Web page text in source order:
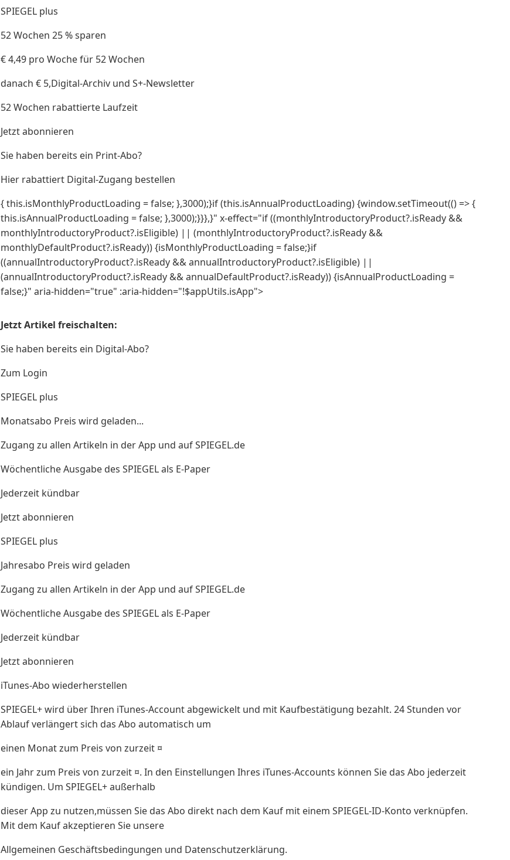
SPIEGEL plus
52 Wochen 25 % sparen
€ 4,49 pro Woche für 52 Wochen
danach € 5,Digital-Archiv und S+-Newsletter
52 Wochen rabattierte Laufzeit
Jetzt abonnieren
Sie haben bereits ein Print-Abo?
Hier rabattiert Digital-Zugang bestellen
{ this.isMonthlyProductLoading = false; },3000);}if (this.isAnnualProductLoading) {window.setTimeout(() => {
this.isAnnualProductLoading = false; },3000);}}},}" x-effect="if ((monthlyIntroductoryProduct?.isReady &&
monthlyIntroductoryProduct?.isEligible) || (monthlyIntroductoryProduct?.isReady &&
monthlyDefaultProduct?.isReady)) {isMonthlyProductLoading = false;}if
((annualIntroductoryProduct?.isReady && annualIntroductoryProduct?.isEligible) ||
(annualIntroductoryProduct?.isReady && annualDefaultProduct?.isReady)) {isAnnualProductLoading =
false;}" aria-hidden="true" :aria-hidden="!$appUtils.isApp">
Jetzt Artikel freischalten:
Sie haben bereits ein Digital-Abo?
Zum Login
SPIEGEL plus
Monatsabo Preis wird geladen...
Zugang zu allen Artikeln in der App und auf SPIEGEL.de
Wöchentliche Ausgabe des SPIEGEL als E-Paper
Jederzeit kündbar
Jetzt abonnieren
SPIEGEL plus
Jahresabo Preis wird geladen
Zugang zu allen Artikeln in der App und auf SPIEGEL.de
Wöchentliche Ausgabe des SPIEGEL als E-Paper
Jederzeit kündbar
Jetzt abonnieren
iTunes-Abo wiederherstellen
SPIEGEL+ wird über Ihren iTunes-Account abgewickelt und mit Kaufbestätigung bezahlt. 24 Stunden vor
Ablauf verlängert sich das Abo automatisch um
einen Monat zum Preis von zurzeit ¤
ein Jahr zum Preis von zurzeit ¤. In den Einstellungen Ihres iTunes-Accounts können Sie das Abo jederzeit
kündigen. Um SPIEGEL+ außerhalb
dieser App zu nutzen,müssen Sie das Abo direkt nach dem Kauf mit einem SPIEGEL-ID-Konto verknüpfen.
Mit dem Kauf akzeptieren Sie unsere
Allgemeinen Geschäftsbedingungen und Datenschutzerklärung.